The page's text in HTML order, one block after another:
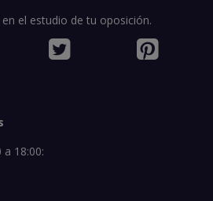
el estudio de tu oposición.
18:00: